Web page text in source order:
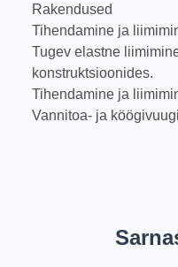
Rakendused
Tihendamine ja
Tugev elastne
konstruktsioonides.
Tihendamine ja
Vannitoa- ja